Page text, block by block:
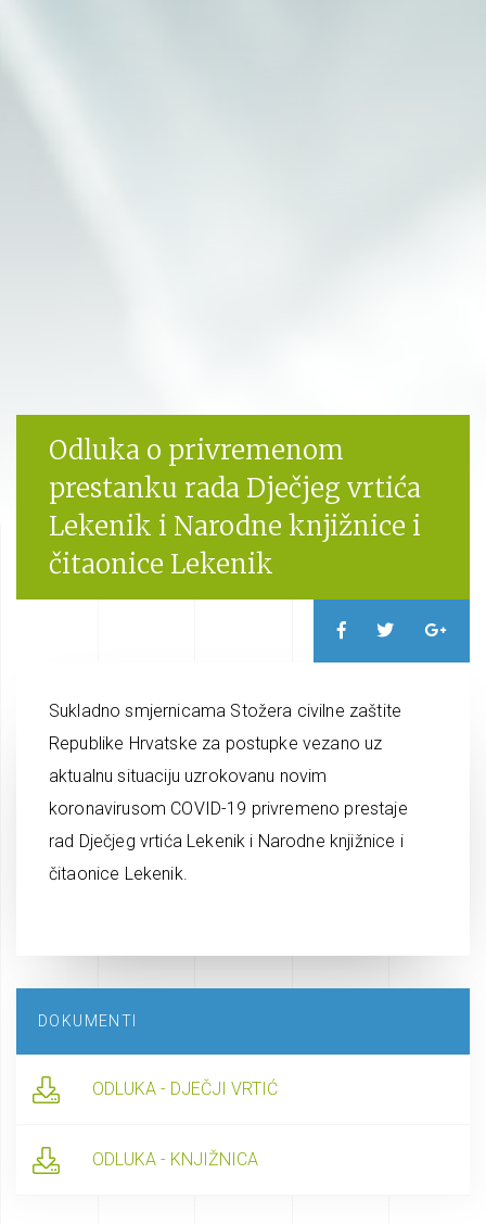
Odluka o privremenom
prestanku rada Dječjeg vrtića
Lekenik i Narodne knjižnice i
čitaonice Lekenik
Sukladno smjernicama Stožera civilne zaštite
Republike Hrvatske za postupke vezano uz
aktualnu situaciju uzrokovanu novim
koronavirusom COVID-19 privremeno prestaje
rad Dječjeg vrtića Lekenik i Narodne knjižnice i
čitaonice Lekenik.
DOKUMENTI
ODLUKA - DJEČJI VRTIĆ
ODLUKA - KNJIŽNICA